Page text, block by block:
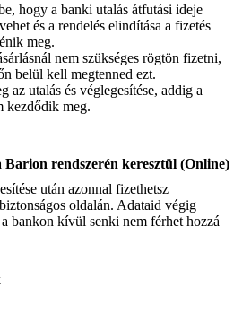
hogy a banki utalás átfutási ideje
és a rendelés elindítása a fizetés
meg.
nem szükséges rögtön fizetni,
belül kell megtenned ezt.
az utalás és véglegesítése, addig a
kezdődik meg.
rendszerén keresztül (Online)
után azonnal fizethetsz
oldalán. Adataid végig
bankon kívül senki nem férhet hozzá